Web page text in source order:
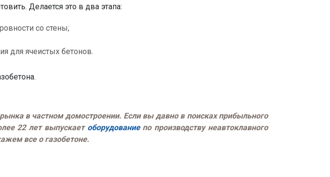
Делается это в два этапа:
со стены;
для ячеистых бетонов.
в частном домостроении. Если вы давно в поисках прибыльного
22 лет выпускает оборудованиепо производству неавтоклавного
все о газобетоне.